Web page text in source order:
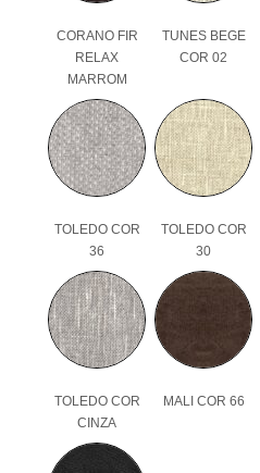
CORANO FIR
RELAX
MARROM
TUNES BEGE
COR 02
TOLEDO COR
36
TOLEDO COR
30
TOLEDO COR
CINZA
MALI COR 66